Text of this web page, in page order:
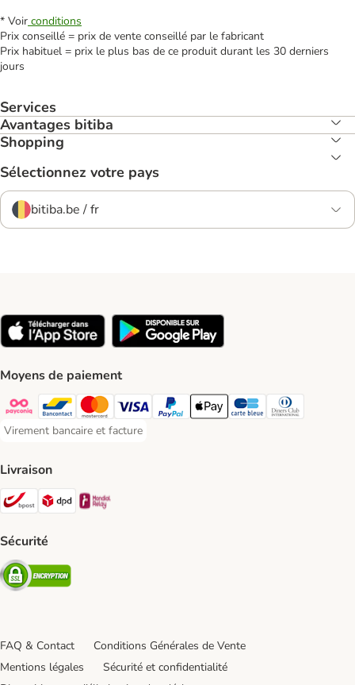
* Voir conditions
Prix conseillé = prix de vente conseillé par le fabricant
Prix habituel = prix le plus bas de ce produit durant les 30 derniers
jours
Services
Avantages bitiba
Shopping
Sélectionnez votre pays
bitiba.be / fr
Moyens de paiement
Payconiq Payment Method
Bancontact Payment Method
Mastercard Payment Method
Visa Payment Method
Paypal Payment Method
Apple Pay Payment Method
Carte bleue Payment
Diners club
Virement bancaire et facture
Virement bancaire et facture Payment Method
Livraison
Bpost Shipping Method
DPD Shipping Method
Sécurité
Security
FAQ & Contact
Conditions Générales de Vente
Mentions légales
Sécurité et confidentialité